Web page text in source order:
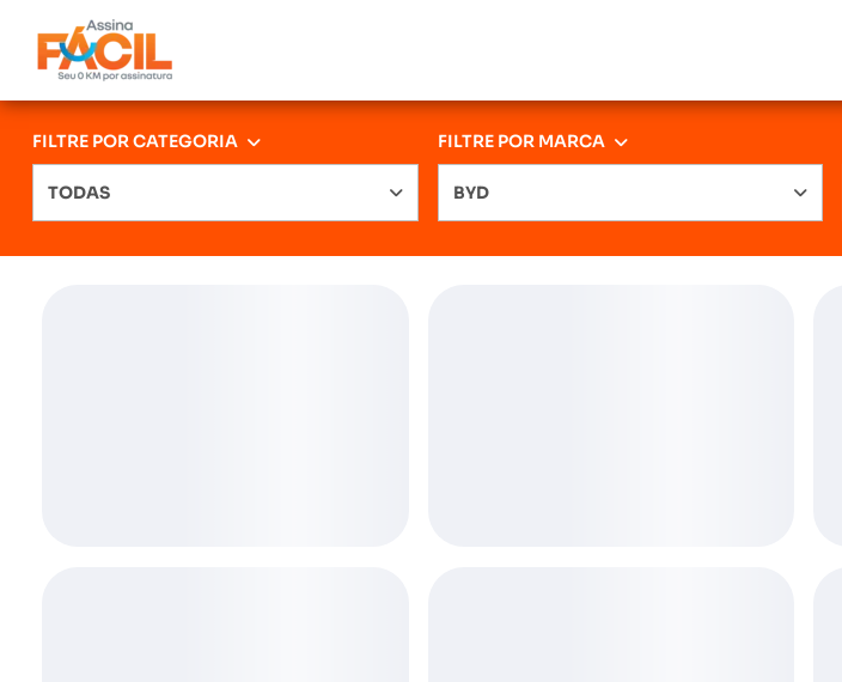
FILTRE POR CATEGORIA
TODAS
FILTRE POR MARCA
BYD